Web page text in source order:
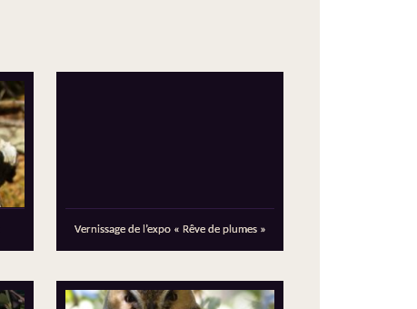
Vernissage de l’expo « Rêve de plumes »